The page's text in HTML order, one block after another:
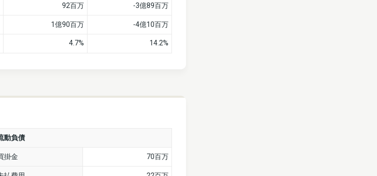
92百万 -3億89百万
1億90百万 -4億10百万
4.7% 14.2%
動負債
掛金 70百万